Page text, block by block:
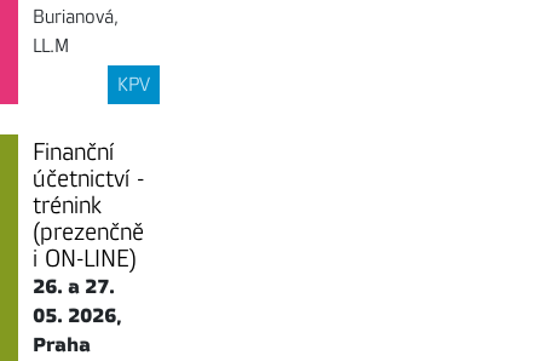
Burianová,
LL.M
KPV
Finanční
účetnictví -
trénink
(prezenčně
i ON-LINE)
26. a 27.
05. 2026,
Praha